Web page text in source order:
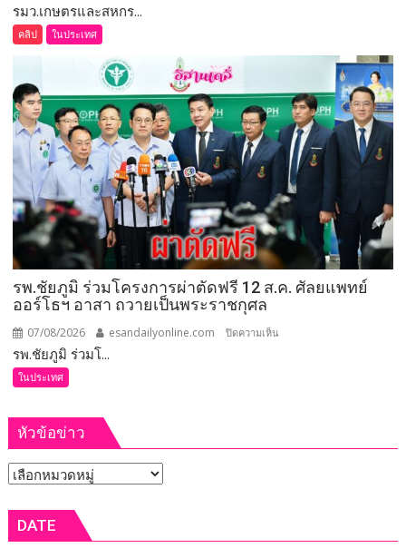
สหกรณ์
ลงพื้น
ที่
จังหวัด
เลย
มอบ
5
สั่ง
การ
งาน
รมว.เกษตรและสหกร...
คลิป ในประเทศ
รพ.ชัยภูมิ ร่วมโครงการผ่าตัดฟรี 12 ส.ค. ศัลยแพทย์
ออร์โธฯ อาสา ถวายเป็นพระราชกุศล
07/08/2026 esandailyonline.com ปิดความเห็น
12
รพ.ชัยภูมิ ร่วมโ...
ในประเทศ
หัวข้อข่าว
หัวข้อ
DATE